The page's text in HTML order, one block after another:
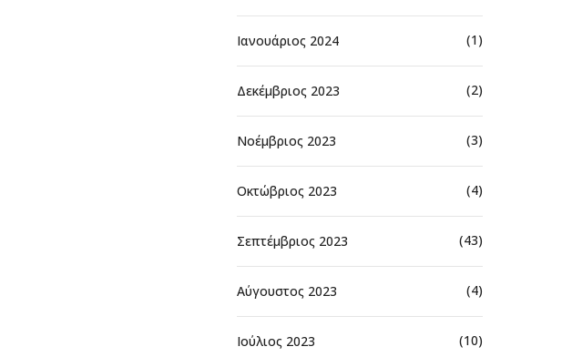
Ιανουάριος 2024 (1)
Δεκέμβριος 2023 (2)
Νοέμβριος 2023 (3)
Οκτώβριος 2023 (4)
Σεπτέμβριος 2023 (43)
Αύγουστος 2023 (4)
Ιούλιος 2023 (10)